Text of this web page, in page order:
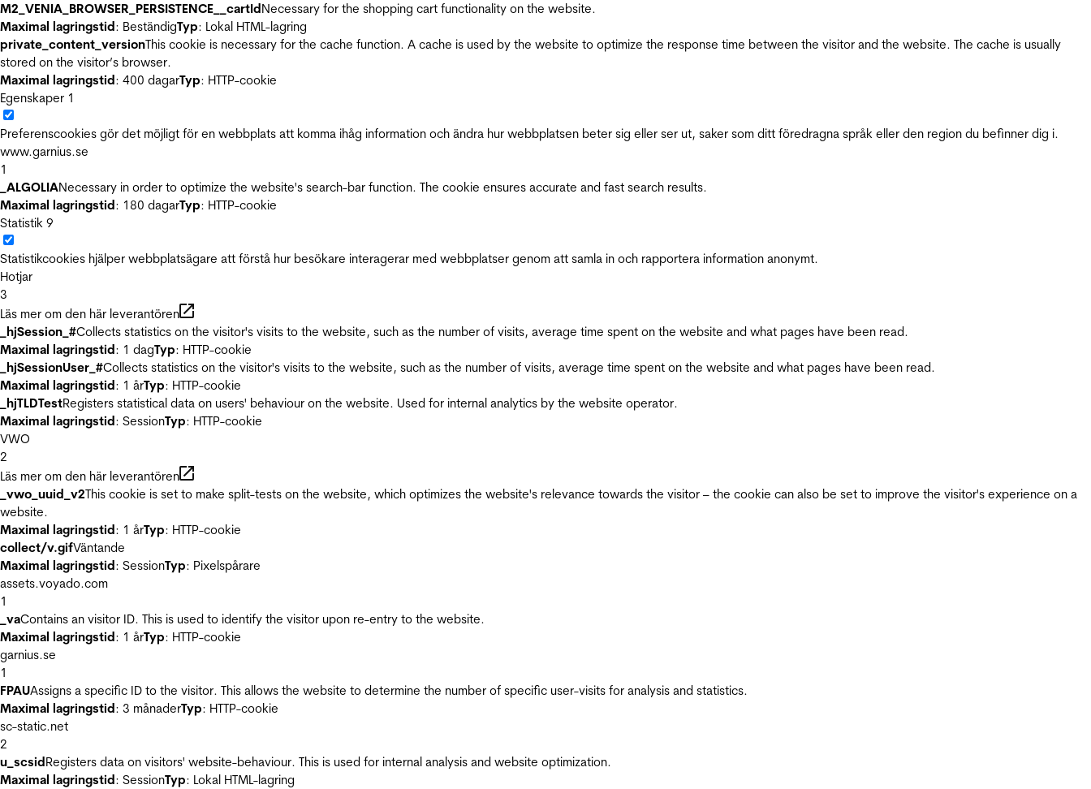
M2_VENIA_BROWSER_PERSISTENCE__cartIdNecessary for the shopping cart functionality on the website.
Maximal lagringstid: BeständigTyp: Lokal HTML-lagring
private_content_versionThis cookie is necessary for the cache function. A cache is used by the website to optimize the response time between the visitor and the website. The cache is usually
stored on the visitor’s browser.
Maximal lagringstid: 400 dagarTyp: HTTP-cookie
Egenskaper 1
Preferenscookies gör det möjligt för en webbplats att komma ihåg information och ändra hur webbplatsen beter sig eller ser ut, saker som ditt föredragna språk eller den region du befinner dig i.
www.garnius.se
1
_ALGOLIANecessary in order to optimize the website's search-bar function. The cookie ensures accurate and fast search results.
Maximal lagringstid: 180 dagarTyp: HTTP-cookie
Statistik 9
Statistikcookies hjälper webbplatsägare att förstå hur besökare interagerar med webbplatser genom att samla in och rapportera information anonymt.
Hotjar
3
Läs mer om den här leverantören
_hjSession_#Collects statistics on the visitor's visits to the website, such as the number of visits, average time spent on the website and what pages have been read.
Maximal lagringstid: 1 dagTyp: HTTP-cookie
_hjSessionUser_#Collects statistics on the visitor's visits to the website, such as the number of visits, average time spent on the website and what pages have been read.
Maximal lagringstid: 1 årTyp: HTTP-cookie
_hjTLDTestRegisters statistical data on users' behaviour on the website. Used for internal analytics by the website operator.
Maximal lagringstid: SessionTyp: HTTP-cookie
VWO
2
Läs mer om den här leverantören
_vwo_uuid_v2This cookie is set to make split-tests on the website, which optimizes the website's relevance towards the visitor – the cookie can also be set to improve the visitor's experience on a
website.
Maximal lagringstid: 1 årTyp: HTTP-cookie
collect/v.gifVäntande
Maximal lagringstid: SessionTyp: Pixelspårare
assets.voyado.com
1
_vaContains an visitor ID. This is used to identify the visitor upon re-entry to the website.
Maximal lagringstid: 1 årTyp: HTTP-cookie
garnius.se
1
FPAUAssigns a specific ID to the visitor. This allows the website to determine the number of specific user-visits for analysis and statistics.
Maximal lagringstid: 3 månaderTyp: HTTP-cookie
sc-static.net
2
u_scsidRegisters data on visitors' website-behaviour. This is used for internal analysis and website optimization.
Maximal lagringstid: SessionTyp: Lokal HTML-lagring